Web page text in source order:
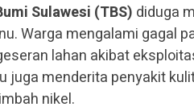
Sulawesi (TBS) diduga
Warga mengalami gagal
lahan akibat
juga menderita penyakit
nikel.